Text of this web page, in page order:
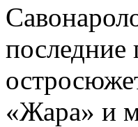
последние
«Жара» и